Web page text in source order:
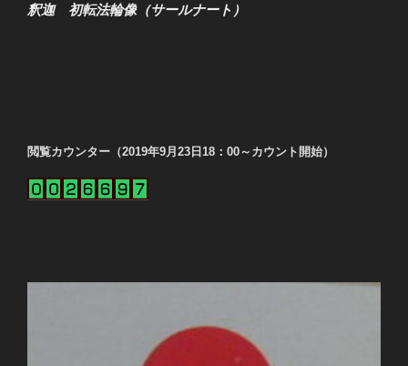
釈迦 初転法輪像（サールナート）
閲覧カウンター（2019年9月23日18：00～カウント開始）